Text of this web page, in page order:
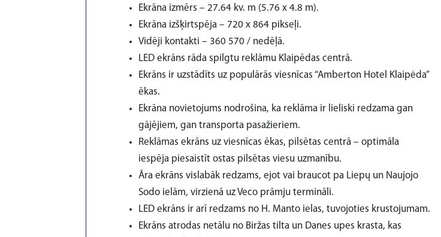
Ekrāna izmērs – 27.64 kv. m (5.76 x 4.8 m).
Ekrāna izšķirtspēja – 720 x 864 pikseļi.
Vidēji kontakti – 360 570 / nedēļā.
LED ekrāns rāda spilgtu reklāmu Klaipēdas centrā.
Ekrāns ir uzstādīts uz populārās viesnīcas “Amberton Hotel Klaipėda”
ēkas.
Ekrāna novietojums nodrošina, ka reklāma ir lieliski redzama gan
gājējiem, gan transporta pasažieriem.
Reklāmas ekrāns uz viesnīcas ēkas, pilsētas centrā – optimāla
iespēja piesaistīt ostas pilsētas viesu uzmanību.
Āra ekrāns vislabāk redzams, ejot vai braucot pa Liepų un Naujojo
Sodo ielām, virzienā uz Veco prāmju termināli.
LED ekrāns ir arī redzams no H. Manto ielas, tuvojoties krustojumam.
Ekrāns atrodas netālu no Biržas tilta un Danes upes krasta, kas